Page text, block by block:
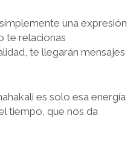
una expresión
te relacionas
te llegarán mensajes
es solo esa energía
tiempo, que nos da